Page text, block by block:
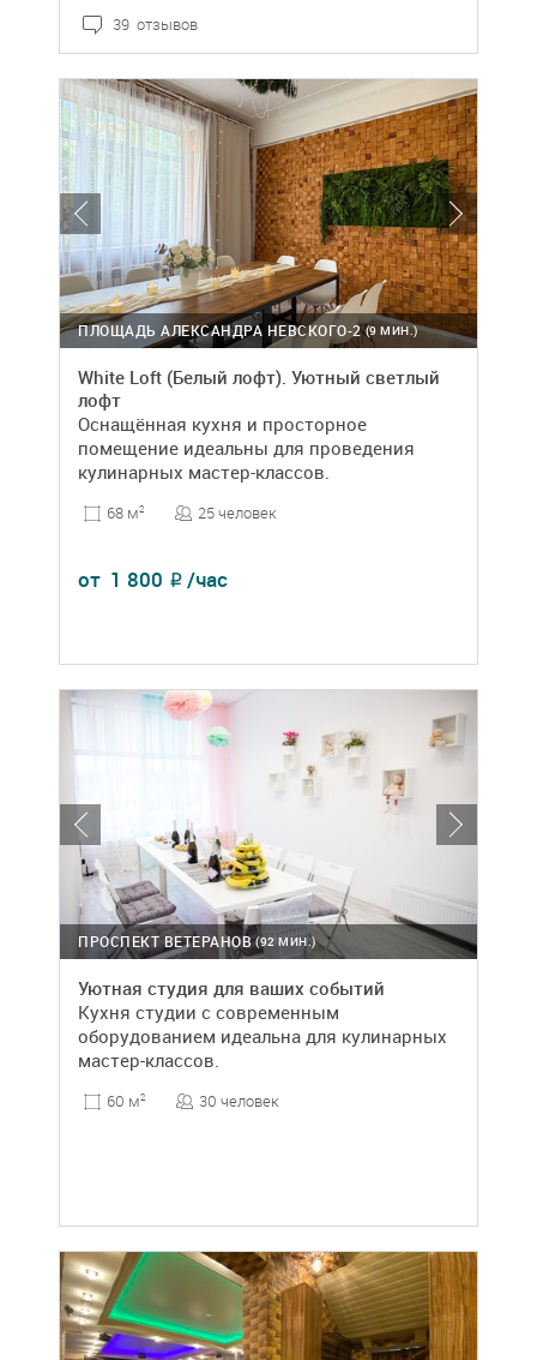
39 отзывов
(9 МИН.)
ПЛОЩАДЬ АЛЕКСАНДРА НЕВСКОГО-2
White Loft (Белый лофт). Уютный светлый
лофт
Оснащённая кухня и просторное
помещение идеальны для проведения
кулинарных мастер-классов.
68 м2 25 человек
от 1 800 ₽ /час
(92 МИН.)
ПРОСПЕКТ ВЕТЕРАНОВ
Уютная студия для ваших событий
Кухня студии с современным
оборудованием идеальна для кулинарных
мастер-классов.
60 м2 30 человек